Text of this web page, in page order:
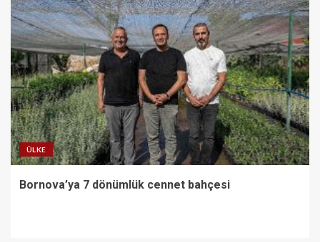
ÜLKE
Bornova’ya 7 dönümlük cennet bahçesi